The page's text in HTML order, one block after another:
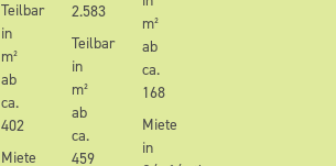
Teilbar
in
m²
ab
ca.
402
Miete
2.583
Teilbar
in
m²
ab
ca.
459
m²
ab
ca.
168
Miete
in